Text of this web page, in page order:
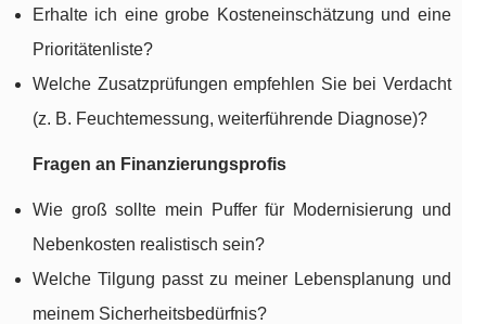
Erhalte ich eine grobe Kosteneinschätzung und eine
Prioritätenliste?
Welche Zusatzprüfungen empfehlen Sie bei Verdacht
(z. B. Feuchtemessung, weiterführende Diagnose)?
Fragen an Finanzierungsprofis
Wie groß sollte mein Puffer für Modernisierung und
Nebenkosten realistisch sein?
Welche Tilgung passt zu meiner Lebensplanung und
meinem Sicherheitsbedürfnis?